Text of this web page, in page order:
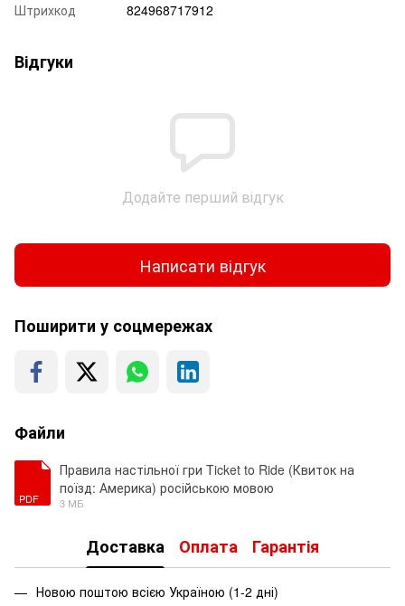
Штрихкод
824968717912
Відгуки
Додайте перший відгук
Написати відгук
Поширити у соцмережах
Файли
PDF
Правила настільної гри Ticket to Ride (Квиток на
поїзд: Америка) російською мовою
3 МБ
Доставка Оплата Гарантія
Новою поштою всією Україною (1-2 дні)